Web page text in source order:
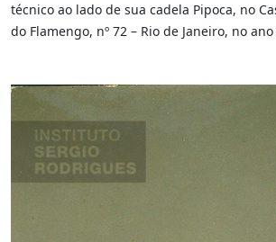
técnico ao lado de sua cadela Pipoca, no
do Flamengo, nº 72 – Rio de Janeiro, no